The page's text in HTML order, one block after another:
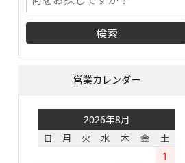
営業カレンダー
2026年8月
日
月 火 水 木 金
土
1